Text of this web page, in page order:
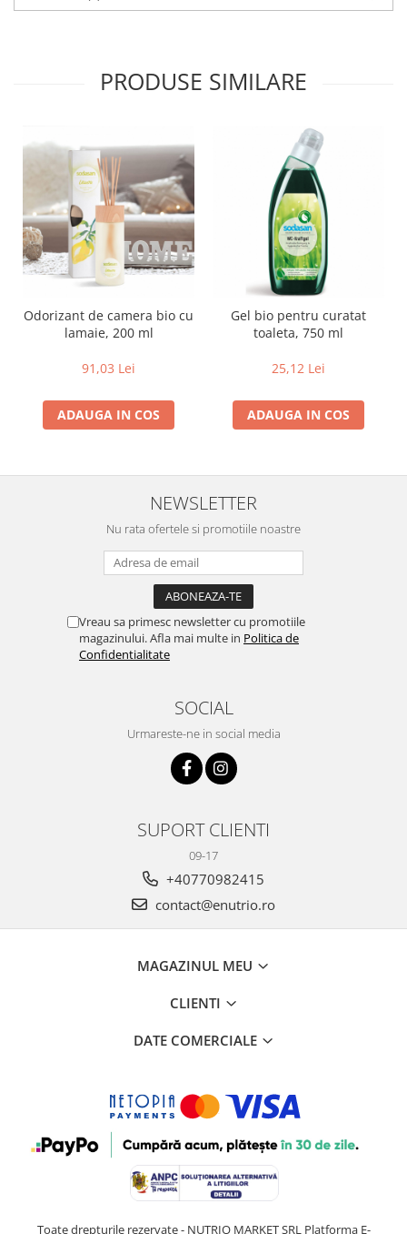
Sucuri si bauturi bio
Sucuri din fructe si legume bio
Superalimente bio
Uleiuri, grasimi si otet
Grasimi bio
Otet bio
Ulei bio
Ulei de masline bio
Uleiuri Oxyguard
PRODUSE SIMILARE
Odorizant de camera bio cu
lamaie, 200 ml
91,03 Lei
ADAUGA IN COS
Gel bio pentru curatat
toaleta, 750 ml
25,12 Lei
ADAUGA IN COS
NEWSLETTER
Nu rata ofertele si promotiile noastre
Vreau sa primesc newsletter cu promotiile
magazinului. Afla mai multe in Politica de
Confidentialitate
SOCIAL
Urmareste-ne in social media
SUPORT CLIENTI
09-17
+40770982415
contact@enutrio.ro
MAGAZINUL MEU
CLIENTI
DATE COMERCIALE
Toate drepturile rezervate - NUTRIO MARKET SRL Platforma E-